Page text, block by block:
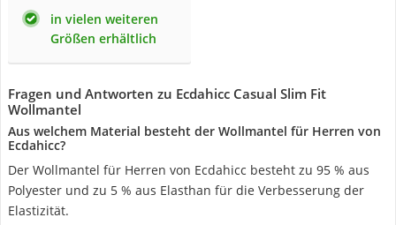
in vielen weiteren
Größen erhältlich
Fragen und Antworten zu Ecdahicc Casual Slim Fit
Wollmantel
Aus welchem Material besteht der Wollmantel für Herren von
Ecdahicc?
Der Wollmantel für Herren von Ecdahicc besteht zu 95 % aus
Polyester und zu 5 % aus Elasthan für die Verbesserung der
Elastizität.